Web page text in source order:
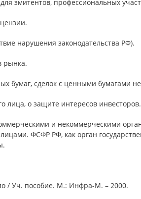
эмитентов, профессиональных
нарушения законодательства РФ).
рынка.
бумаг, сделок с ценными бумагами
лица, о защите интересов инвесторов.
и некоммерческими
ФСФР РФ, как орган
/ Уч. пособие. М.: Инфра-М. – 2000.